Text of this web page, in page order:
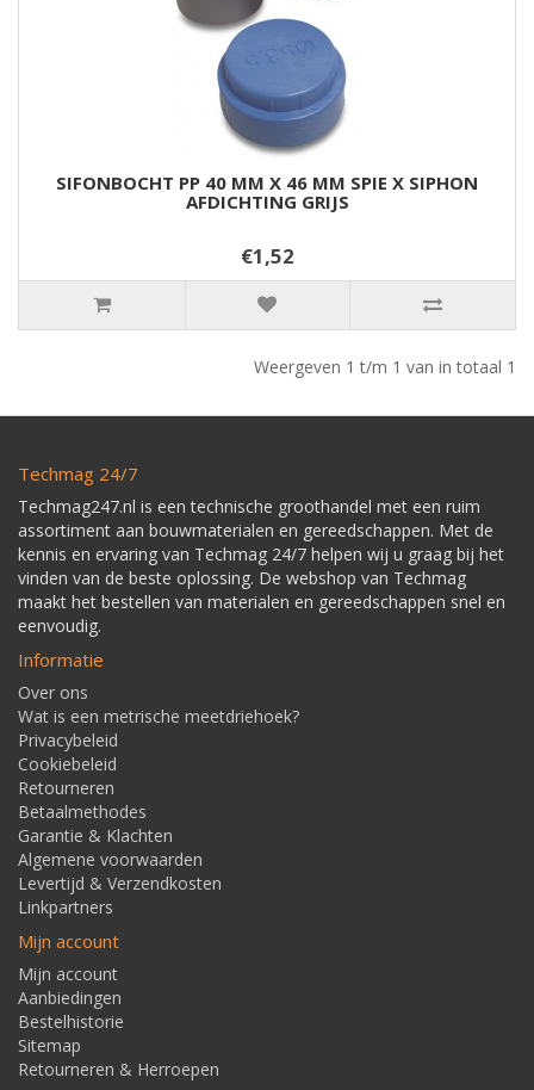
SIFONBOCHT PP 40 MM X 46 MM SPIE X SIPHON
AFDICHTING GRIJS
€1,52
Weergeven 1 t/m 1 van in totaal 1
Techmag 24/7
Techmag247.nl is een technische groothandel met een ruim
assortiment aan bouwmaterialen en gereedschappen. Met de
kennis en ervaring van Techmag 24/7 helpen wij u graag bij het
vinden van de beste oplossing. De webshop van Techmag
maakt het bestellen van materialen en gereedschappen snel en
eenvoudig.
Informatie
Over ons
Wat is een metrische meetdriehoek?
Privacybeleid
Cookiebeleid
Retourneren
Betaalmethodes
Garantie & Klachten
Algemene voorwaarden
Levertijd & Verzendkosten
Linkpartners
Mijn account
Mijn account
Aanbiedingen
Bestelhistorie
Sitemap
Retourneren & Herroepen